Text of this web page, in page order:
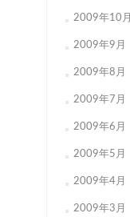
2009年10月
2009年9月
2009年8月
2009年7月
2009年6月
2009年5月
2009年4月
2009年3月